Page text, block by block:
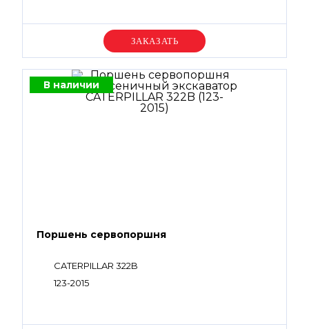
Уточняйте цену
В наличии
Поршень сервопоршня
CATERPILLAR 322B
123-2015